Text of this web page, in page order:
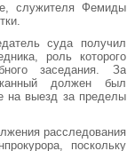
служителя Фемиды
суда получил
роль которого
заседания. За
должен был
на выезд за пределы
расследования
поскольку